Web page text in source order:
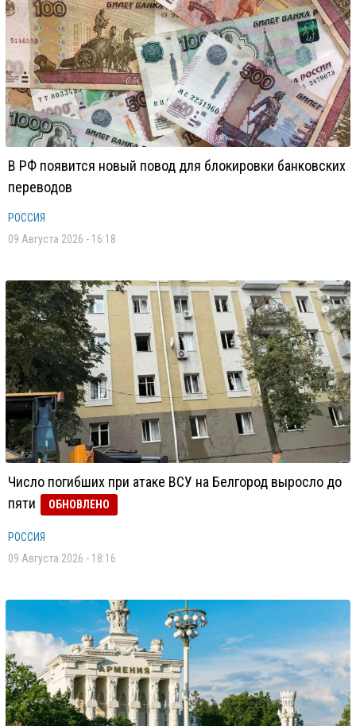
В РФ появится новый повод для блокировки банковских
переводов
РОССИЯ
09 Августа 2026 - 16:18
Число погибших при атаке ВСУ на Белгород выросло до
пяти
ОБНОВЛЕНО
РОССИЯ
09 Августа 2026 - 18:16